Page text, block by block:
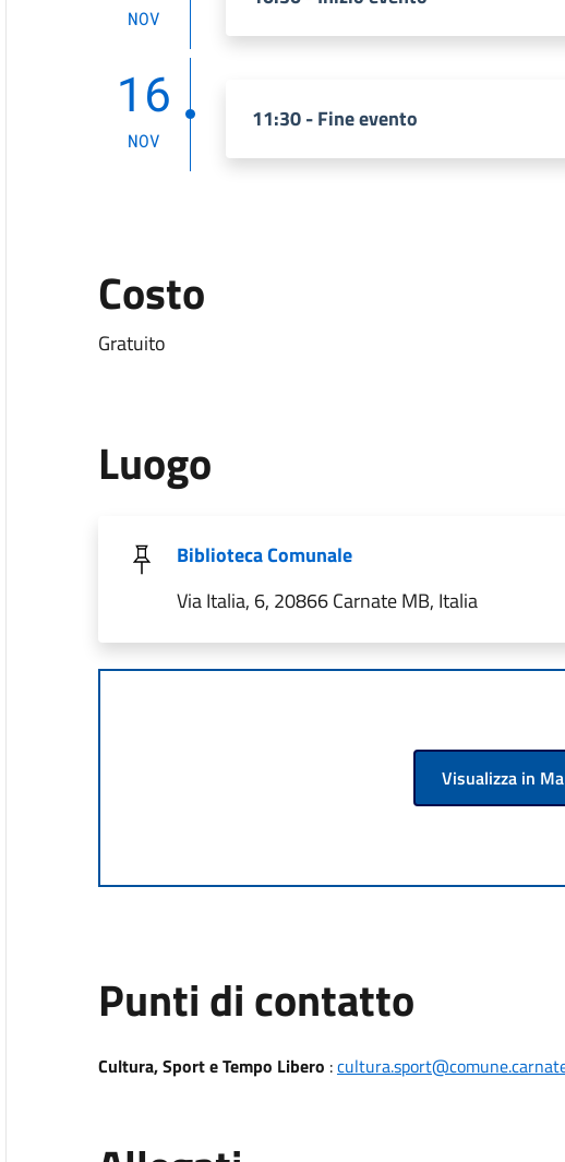
NOV
16
NOV
11:30 - Fine evento
Costo
Gratuito
Luogo
Biblioteca Comunale
Via Italia, 6, 20866 Carnate MB, Italia
Visualizza in
Punti di contatto
Cultura, Sport e Tempo Libero :